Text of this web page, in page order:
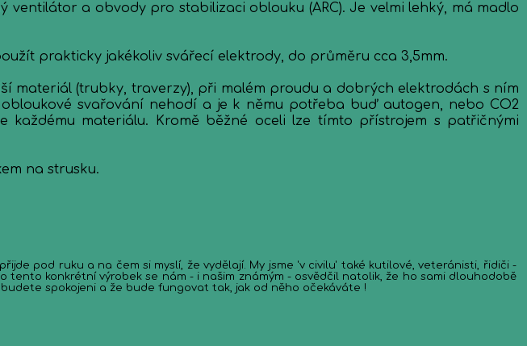
ventilátor a obvody pro stabilizaci oblouku (ARC). Je velmi lehký, má madlo
prakticky jakékoliv svářecí elektrody, do průměru cca 3,5mm.
materiál (trubky, traverzy), při malém proudu a dobrých elektrodách s ním
svařování nehodí a je k němu potřeba buď autogen, nebo CO2
materiálu. Kromě běžné oceli lze tímto přístrojem s patřičnými
na strusku.
pod ruku a na čem si myslí, že vydělají. My jsme 'v civilu' také kutilové, veteránisti, řidiči -
tento konkrétní výrobek se nám - i našim známým - osvědčil natolik, že ho sami dlouhodobě
spokojeni a že bude fungovat tak, jak od něho očekáváte !